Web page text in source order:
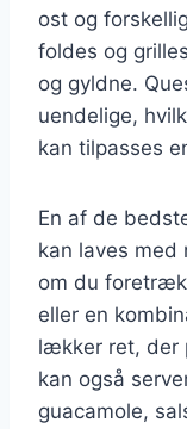
ost og
foldes og
og gyldne.
uendelige,
kan tilpasses
En af de
kan laves
om du
eller en
lækker ret, der
kan også
guacamole,